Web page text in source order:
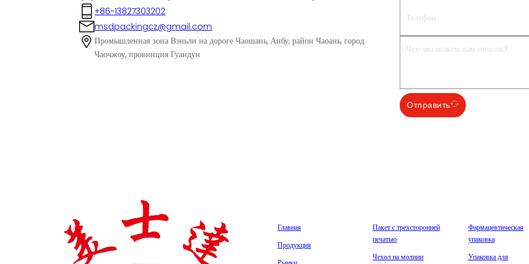
+86-13827303202
msdpackingcz@gmail.com
Промышленная зона Вэньли на дороге Чаошань, Анбу, район Чаоань, город
Чаочжоу, провинция Гуандун
Отправить
Главная
Продукция
Пакет с трехсторонней
печатью
Чехол на молнии
Фармацевтическая
упаковка
Упаковка для